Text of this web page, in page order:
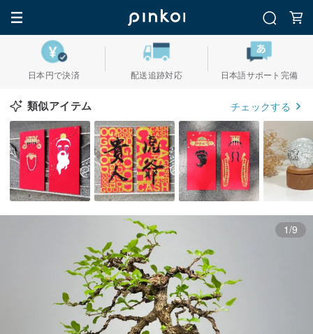
日本円で決済 配送追跡対応 日本語サポート完備
類似アイテム チェックする
1/9